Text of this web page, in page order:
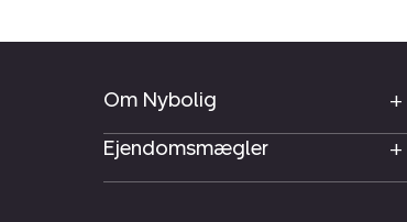
Om Nybolig
Ejendomsmægler